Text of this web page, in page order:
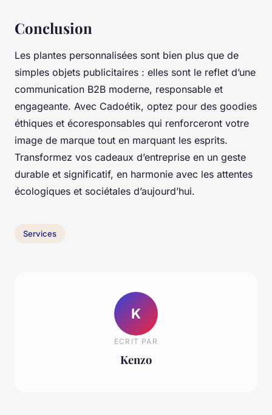
Conclusion
Les plantes personnalisées sont bien plus que de
simples objets publicitaires : elles sont le reflet d’une
communication B2B moderne, responsable et
engageante. Avec Cadoétik, optez pour des goodies
éthiques et écoresponsables qui renforceront votre
image de marque tout en marquant les esprits.
Transformez vos cadeaux d’entreprise en un geste
durable et significatif, en harmonie avec les attentes
écologiques et sociétales d’aujourd’hui.
Services
K
ECRIT PAR
Kenzo